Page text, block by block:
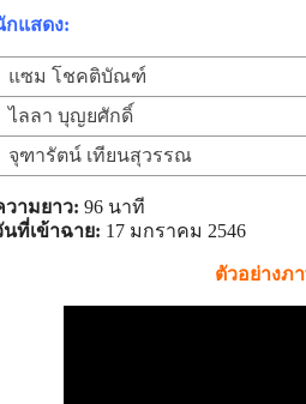
กแสดง:
แซม โชคติบัณฑ์
ไลลา บุญยศักดิ์
จุฑารัตน์ เทียนสุวรรณ
วามยาว: 96 นาที
นที่เข้าฉาย: 17 มกราคม 2546
ตัวอย่างภ